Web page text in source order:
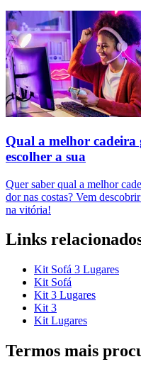
Qual a melhor
escolher a sua
Quer saber qual a melhor
dor nas costas? Vem
na vitória!
Links
Kit Sofá 3 Lugares
Kit Sofá
Kit 3 Lugares
Kit 3
Kit Lugares
Termos mais